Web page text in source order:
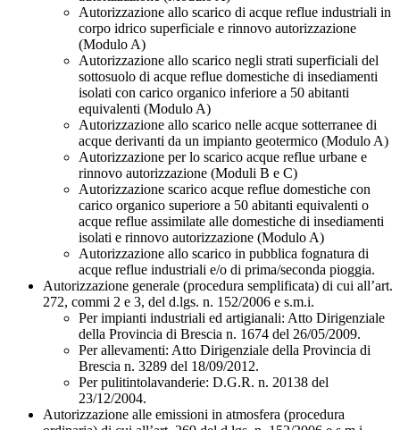
Autorizzazione allo scarico di acque reflue industriali in
corpo idrico superficiale e rinnovo autorizzazione
(Modulo A)
Autorizzazione allo scarico negli strati superficiali del
sottosuolo di acque reflue domestiche di insediamenti
isolati con carico organico inferiore a 50 abitanti
equivalenti (Modulo A)
Autorizzazione allo scarico nelle acque sotterranee di
acque derivanti da un impianto geotermico (Modulo A)
Autorizzazione per lo scarico acque reflue urbane e
rinnovo autorizzazione (Moduli B e C)
Autorizzazione scarico acque reflue domestiche con
carico organico superiore a 50 abitanti equivalenti o
acque reflue assimilate alle domestiche di insediamenti
isolati e rinnovo autorizzazione (Modulo A)
Autorizzazione allo scarico in pubblica fognatura di
acque reflue industriali e/o di prima/seconda pioggia.
Autorizzazione generale (procedura semplificata) di cui all’art.
272, commi 2 e 3, del d.lgs. n. 152/2006 e s.m.i.
Per impianti industriali ed artigianali: Atto Dirigenziale
della Provincia di Brescia n. 1674 del 26/05/2009.
Per allevamenti: Atto Dirigenziale della Provincia di
Brescia n. 3289 del 18/09/2012.
Per pulitintolavanderie: D.G.R. n. 20138 del
23/12/2004.
Autorizzazione alle emissioni in atmosfera (procedura